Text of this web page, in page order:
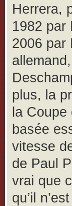
Herrera,
1982 par
2006 par
plus, la
la
basée
vitesse
de Paul
vrai que
qu’il